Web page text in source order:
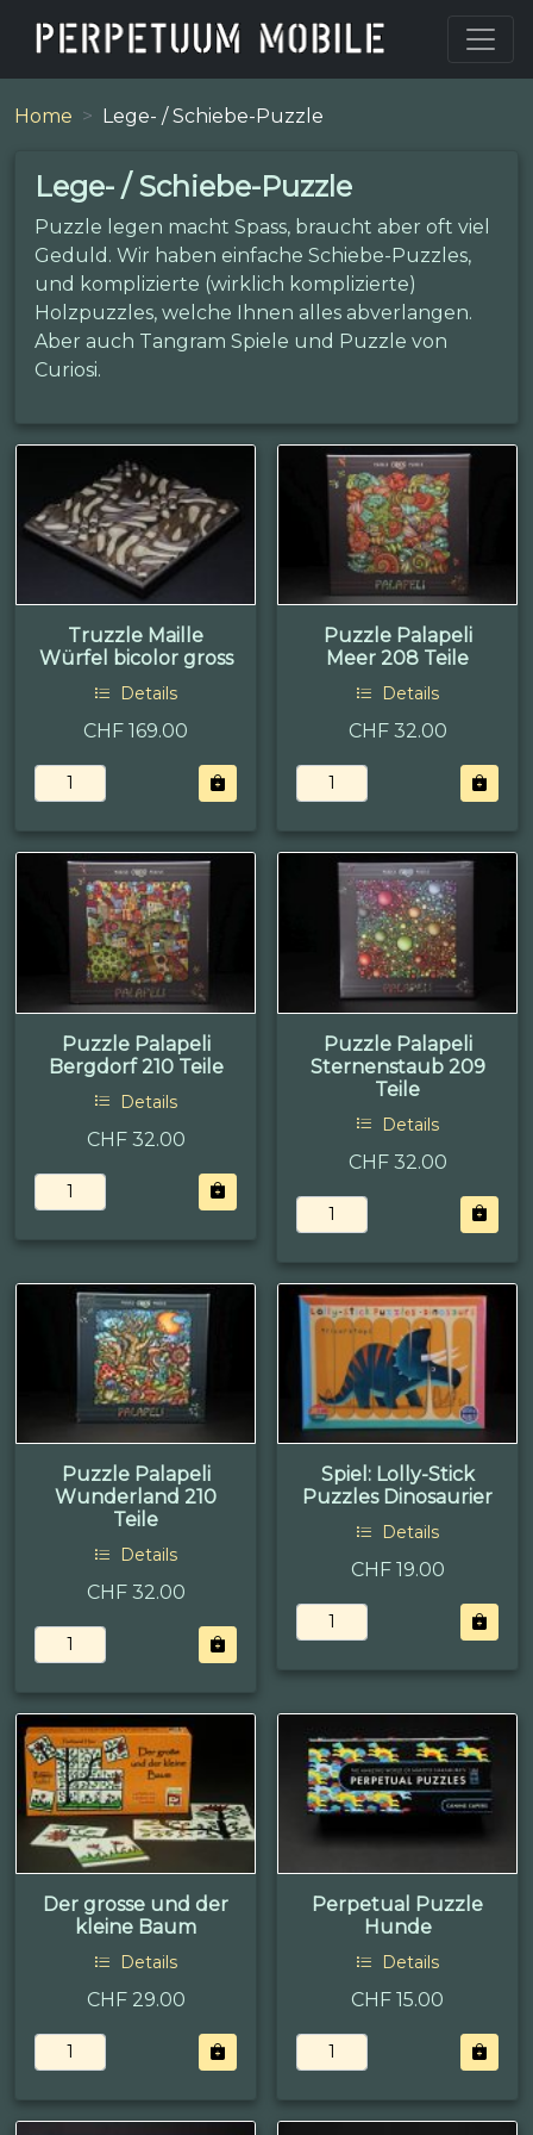
Home Lege- / Schiebe-Puzzle
Lege- / Schiebe-Puzzle
Puzzle legen macht Spass, braucht aber oft viel
Geduld. Wir haben einfache Schiebe-Puzzles,
und komplizierte (wirklich komplizierte)
Holzpuzzles, welche Ihnen alles abverlangen.
Aber auch Tangram Spiele und Puzzle von
Curiosi.
Truzzle Maille
Würfel bicolor gross
Details
CHF 169.00
Puzzle Palapeli
Meer 208 Teile
Details
CHF 32.00
Puzzle Palapeli
Bergdorf 210 Teile
Details
CHF 32.00
Puzzle Palapeli
Sternenstaub 209
Teile
Details
CHF 32.00
Puzzle Palapeli
Wunderland 210
Teile
Details
CHF 32.00
Spiel: Lolly-Stick
Puzzles Dinosaurier
Details
CHF 19.00
Der grosse und der
kleine Baum
Details
CHF 29.00
Perpetual Puzzle
Hunde
Details
CHF 15.00